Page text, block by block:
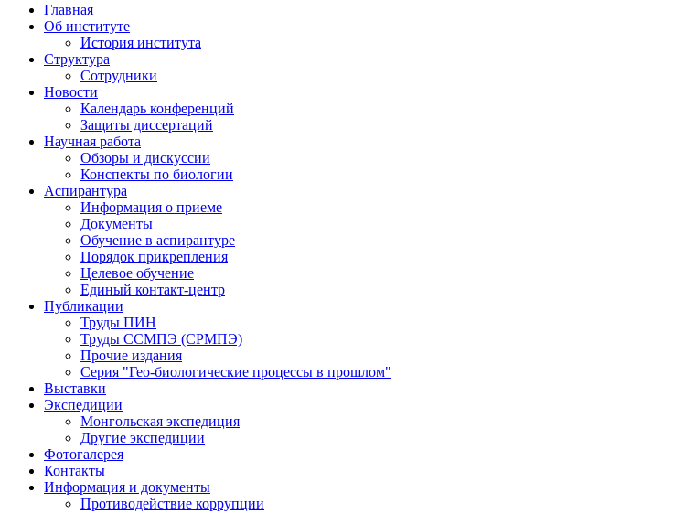
Главная
Об институте
История института
Структура
Сотрудники
Новости
Календарь конференций
Защиты диссертаций
Научная работа
Обзоры и дискуссии
Конспекты по биологии
Аспирантура
Информация о приеме
Документы
Обучение в аспирантуре
Порядок прикрепления
Целевое обучение
Единый контакт-центр
Публикации
Труды ПИН
Труды ССМПЭ (СРМПЭ)
Прочие издания
Серия "Гео-биологические процессы в прошлом"
Выставки
Экспедиции
Монгольская экспедиция
Другие экспедиции
Фотогалерея
Контакты
Информация и документы
Противодействие коррупции